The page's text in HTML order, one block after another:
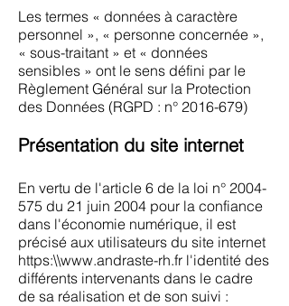
Les termes « données à caractère
personnel », « personne concernée »,
« sous-traitant » et « données
sensibles » ont le sens défini par le
Règlement Général sur la Protection
des Données (RGPD : n° 2016-679)
Présentation du site internet
En vertu de l'article 6 de la loi n° 2004-
575 du 21 juin 2004 pour la confiance
dans l'économie numérique, il est
précisé aux utilisateurs du site internet
https:\\www.andraste-rh.fr l'identité des
différents intervenants dans le cadre
de sa réalisation et de son suivi :